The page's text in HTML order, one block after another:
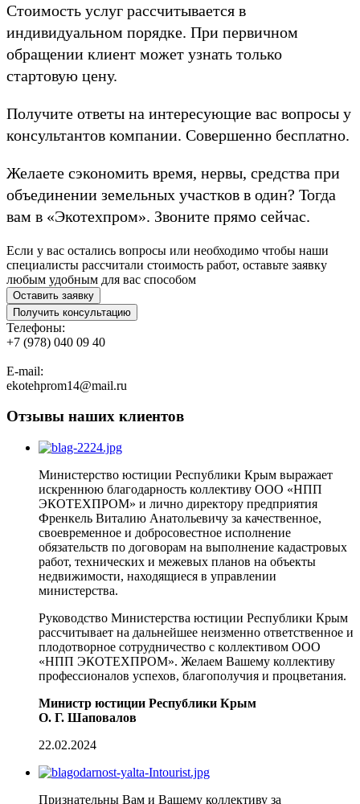
Стоимость услуг рассчитывается в
индивидуальном порядке. При первичном
обращении клиент может узнать только
стартовую цену.
Получите ответы на интересующие вас вопросы у
консультантов компании. Совершенно бесплатно.
Желаете сэкономить время, нервы, средства при
объединении земельных участков в один? Тогда
вам в «Экотехпром». Звоните прямо сейчас.
Если у вас остались вопросы или необходимо чтобы наши
специалисты рассчитали стоимость работ, оставьте заявку
любым удобным для вас способом
Оставить заявку
Получить консультацию
Телефоны:
+7 (978) 040 09 40
E-mail:
ekotehprom14@mail.ru
Отзывы наших клиентов
Министерство юстиции Республики Крым выражает
искреннюю благодарность коллективу ООО «НПП
ЭКОТЕХПРОМ» и лично директору предприятия
Френкель Виталию Анатольевичу за качественное,
своевременное и добросовестное исполнение
обязательств по договорам на выполнение кадастровых
работ, технических и межевых планов на объекты
недвижимости, находящиеся в управлении
министерства.
Руководство Министерства юстиции Республики Крым
рассчитывает на дальнейшее неизменно ответственное и
плодотворное сотрудничество с коллективом ООО
«НПП ЭКОТЕХПРОМ». Желаем Вашему коллективу
профессионалов успехов, благополучия и процветания.
Министр юстиции Республики Крым
О. Г. Шаповалов
22.02.2024
Признательны Вам и Вашему коллективу за